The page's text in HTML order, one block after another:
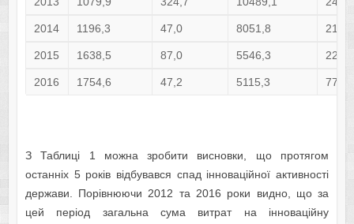
2014 1196,3 47,0 8051,8
2015 1638,5 87,0 5546,3
2016 1754,6 47,2 5115,3 778,8
З Таблиці 1 можна зробити висновки, що протягом
останніх 5 років відбувався спад інноваційної активності
держави. Порівнюючи 2012 та 2016 роки видно, що за
цей період загальна сума витрат на інноваційну